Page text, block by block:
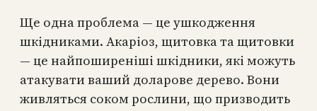
Ще одна проблема — це ушкодження
шкідниками. Акаріоз, щитовка та щитовки
— це найпоширеніші шкідники, які можуть
атакувати ваший доларове дерево. Вони
живляться соком рослини, що призводить